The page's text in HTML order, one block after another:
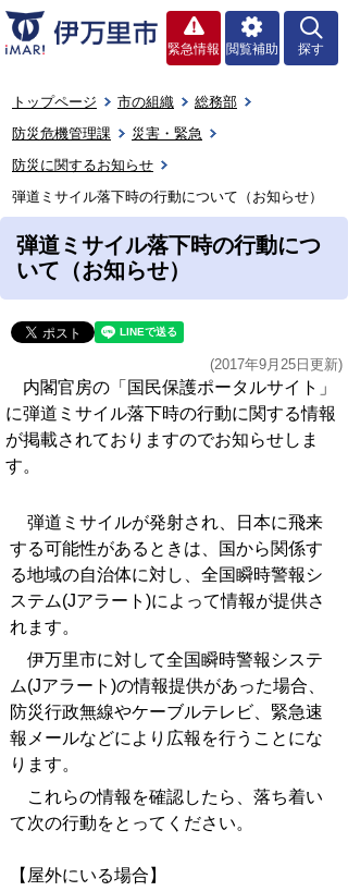
緊急情報 閲覧補助 探す
トップページ 市の組織
総務部
防災危機管理課
災害・緊急
防災に関するお知らせ
弾道ミサイル落下時の行動について（お知らせ）
弾道ミサイル落下時の行動につ
いて（お知らせ）
(2017年9月25日更新)
内閣官房の「国民保護ポータルサイト」
に弾道ミサイル落下時の行動に関する情報
が掲載されておりますのでお知らせしま
す。
弾道ミサイルが発射され、日本に飛来
する可能性があるときは、国から関係す
る地域の自治体に対し、全国瞬時警報シ
ステム(Jアラート)によって情報が提供さ
れます。
伊万里市に対して全国瞬時警報システ
ム(Jアラート)の情報提供があった場合、
防災行政無線やケーブルテレビ、緊急速
報メールなどにより広報を行うことにな
ります。
これらの情報を確認したら、落ち着い
て次の行動をとってください。
【屋外にいる場合】